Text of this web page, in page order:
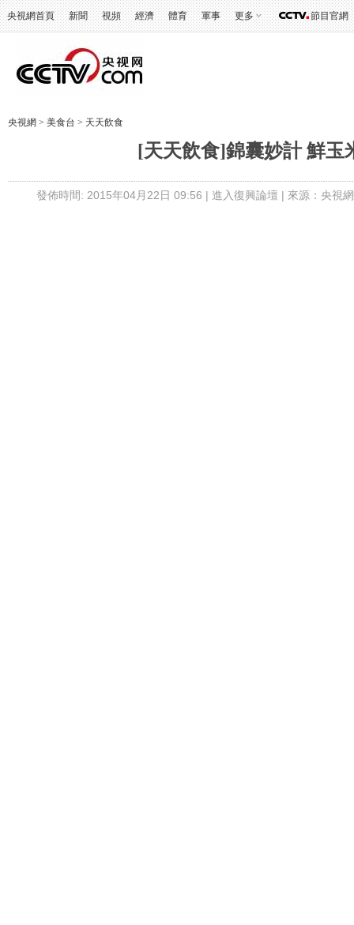
央視網首頁 新聞 視頻 經濟 體育 軍事 更多 節目官網
央視網 > 美食台 > 天天飲食
[天天飲食]錦囊妙計 鮮玉
發佈時間: 2015年04月22日 09:56 | 進入復興論壇 | 來源：央視